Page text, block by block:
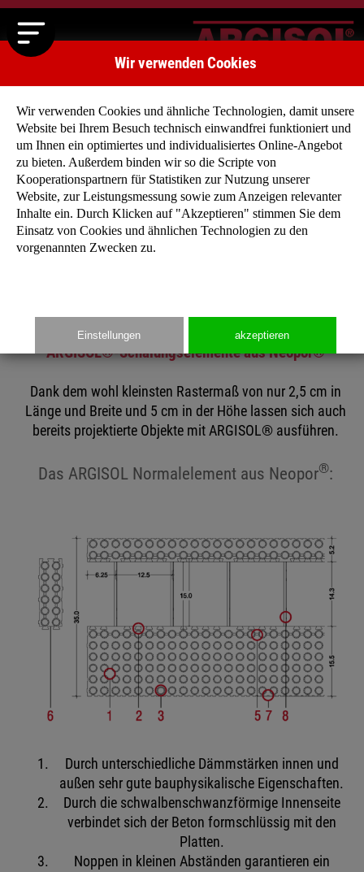
Zurück Weiter
ARGISOL®-Schalungselemente aus Neopor®
Dank dem wohl kleinsten Rastermaß von nur 2,5 cm in
Länge und Breite und 5 cm in der Höhe lassen sich auch
bereits projektierte Objekte mit ARGISOL® ausführen.
Das ARGISOL Normalelement aus Neopor®:
Durch unterschiedliche Dämmstärken innen und
außen sehr gute bauphysikalische Eigenschaften.
Durch die schwalbenschwanzförmige Innenseite
verbindet sich der Beton formschlüssig mit den
Platten.
Noppen in kleinen Abständen garantieren ein
Wir verwenden Cookies
Wir verwenden Cookies und ähnliche Technologien, damit unsere
Website bei Ihrem Besuch technisch einwandfrei funktioniert und
um Ihnen ein optimiertes und individualisiertes Online-Angebot
zu bieten. Außerdem binden wir so die Scripte von
Kooperationspartnern für Statistiken zur Nutzung unserer
Website, zur Leistungsmessung sowie zum Anzeigen relevanter
Inhalte ein. Durch Klicken auf "Akzeptieren" stimmen Sie dem
Einsatz von Cookies und ähnlichen Technologien zu den
vorgenannten Zwecken zu.
Einstellungen akzeptieren